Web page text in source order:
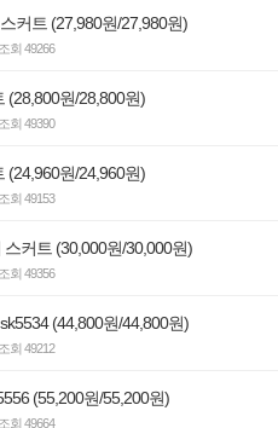
커트 (27,980원/27,980원)
조회 49266
(28,800원/28,800원)
조회 49390
(24,960원/24,960원)
조회 49153
커트 (30,000원/30,000원)
조회 49356
(44,800원/44,800원)
조회 49212
(55,200원/55,200원)
조회 49664